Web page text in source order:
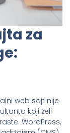
za
web sajt nije
koji želi
WordPress,